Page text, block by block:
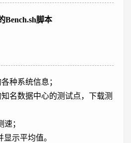
Bench.sh脚本
种系统信息；
名数据中心的测试点，下载测
；
示平均值。